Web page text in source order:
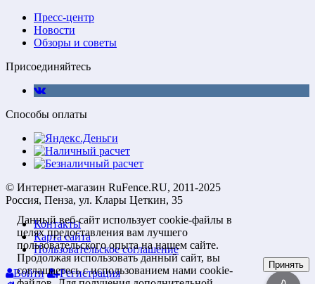
Пресс-центр
Новости
Обзоры и советы
Присоединяйтесь
Способы оплаты
© Интернет-магазин RuFence.RU, 2011-2025
Россия, Пенза, ул. Клары Цеткин, 35
Контакты
Карта сайта
Пользовательское соглашение
Войти
Регистрация
Данный веб-сайт использует cookie-файлы в
целях предоставления вам лучшего
пользовательского опыта на нашем сайте.
Продолжая использовать данный сайт, вы
соглашаетесь с использованием нами cookie-
Принять